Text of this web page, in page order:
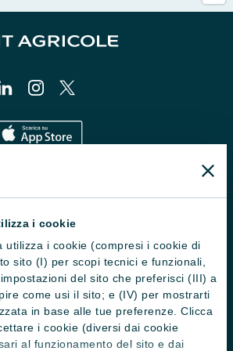
i cookie
utilizza i cookie (compresi i cookie di
sito (I) per scopi tecnici e funzionali,
del sito che preferisci (III) a
come usi il sito; e (IV) per mostrarti
in base alle tue preferenze. Clicca
i cookie (diversi dai cookie
al funzionamento del sito e dai